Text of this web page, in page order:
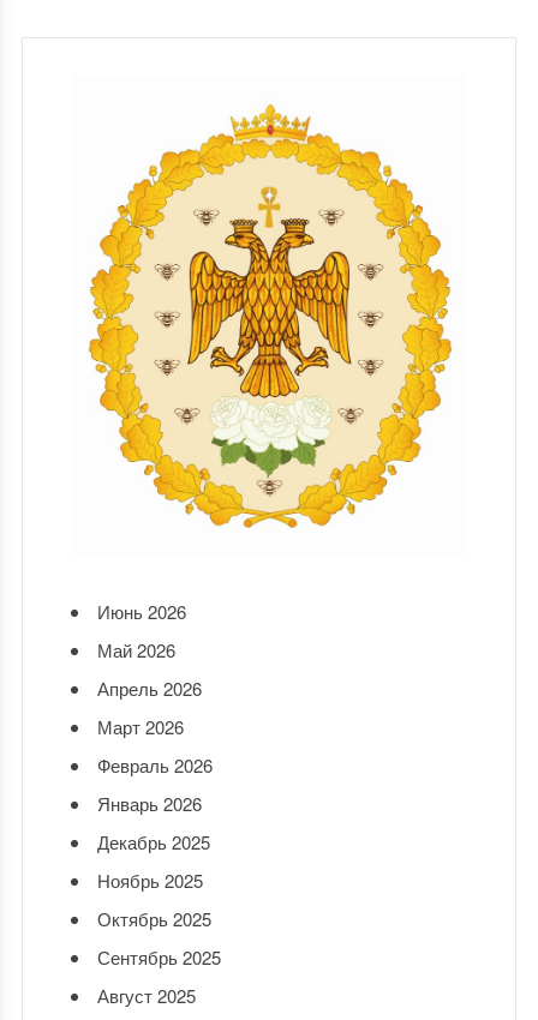
Июнь 2026
Май 2026
Апрель 2026
Март 2026
Февраль 2026
Январь 2026
Декабрь 2025
Ноябрь 2025
Октябрь 2025
Сентябрь 2025
Август 2025